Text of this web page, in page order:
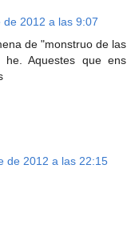
2012 a las 9:07
de "monstruo de las
he. Aquestes que ens
de 2012 a las 22:15